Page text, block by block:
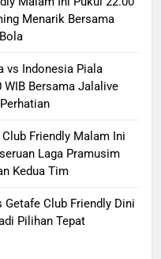
Menarik Bersama
vs Indonesia Piala
Bersama Jalalive
Friendly Malam Ini
Laga Pramusim
Kedua Tim
Club Friendly Dini
Pilihan Tepat